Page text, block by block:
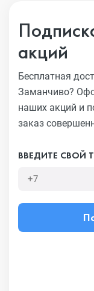
акций
Бесплатная
Заманчиво?
наших акций и
заказ
ВВЕДИТЕ СВОЙ